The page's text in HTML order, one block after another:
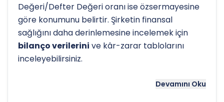
Değeri/Defter Değeri oranı ise özsermayesine
göre konumunu belirtir. Şirketin finansal
sağlığını daha derinlemesine incelemek için
bilanço verilerini ve kâr-zarar tablolarını
inceleyebilirsiniz.
Hissenin uzun vadeli trendini ve potansiyelDevamını Oku